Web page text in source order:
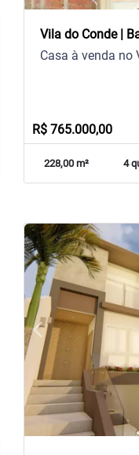
Vila do Conde |
Casa à venda no
R$ 765.000,00
228,00 m² 4
arrow_back_iosPrevious